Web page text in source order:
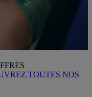
TOUTES NOS